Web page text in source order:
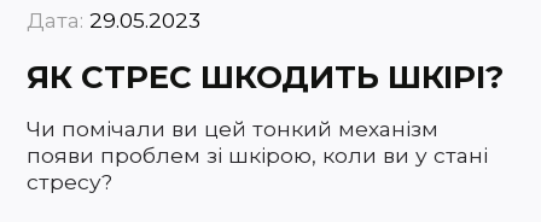
Дата: 29.05.2023
ЯК СТРЕС ШКОДИТЬ ШКІРІ?
Чи помічали ви цей тонкий механізм
появи проблем зі шкірою, коли ви у стані
стресу?